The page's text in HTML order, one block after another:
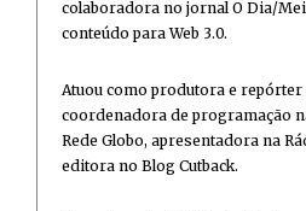
colaboradora no jornal O Dia/
conteúdo para Web 3.0.
Atuou como produtora e repórter
coordenadora de programação
Rede Globo, apresentadora na
editora no Blog Cutback.